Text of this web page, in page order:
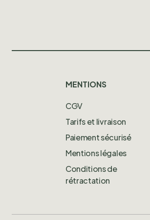
MENTIONS
CGV
Tarifs et livraison
Paiement sécurisé
Mentions légales
Conditions de
rétractation